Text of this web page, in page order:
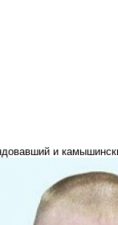
и